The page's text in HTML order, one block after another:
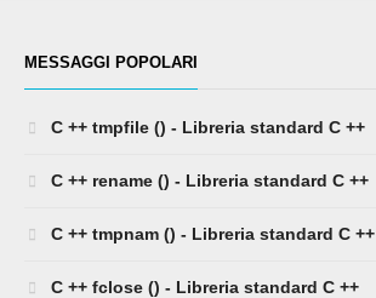
MESSAGGI POPOLARI
C ++ tmpfile () - Libreria standard C ++
C ++ rename () - Libreria standard C ++
C ++ tmpnam () - Libreria standard C ++
C ++ fclose () - Libreria standard C ++